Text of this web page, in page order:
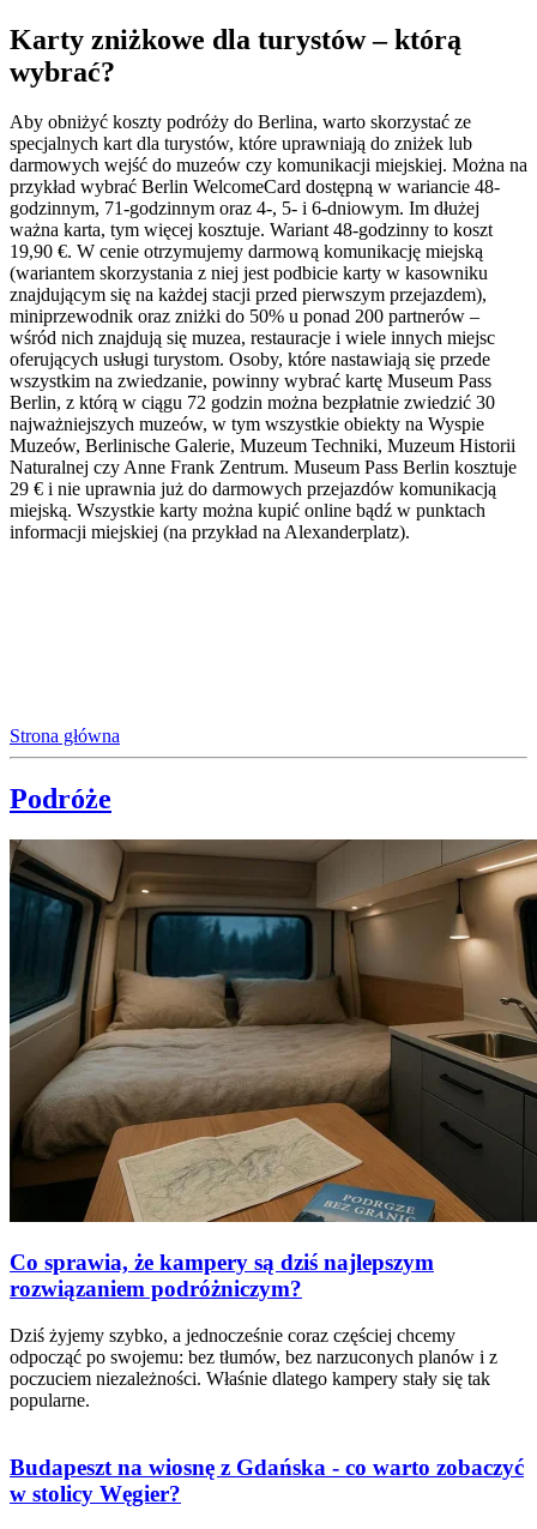
Karty zniżkowe dla turystów – którą
wybrać?
Aby obniżyć koszty podróży do Berlina, warto skorzystać ze
specjalnych kart dla turystów, które uprawniają do zniżek lub
darmowych wejść do muzeów czy komunikacji miejskiej. Można na
przykład wybrać Berlin WelcomeCard dostępną w wariancie 48-
godzinnym, 71-godzinnym oraz 4-, 5- i 6-dniowym. Im dłużej
ważna karta, tym więcej kosztuje. Wariant 48-godzinny to koszt
19,90 €. W cenie otrzymujemy darmową komunikację miejską
(wariantem skorzystania z niej jest podbicie karty w kasowniku
znajdującym się na każdej stacji przed pierwszym przejazdem),
miniprzewodnik oraz zniżki do 50% u ponad 200 partnerów –
wśród nich znajdują się muzea, restauracje i wiele innych miejsc
oferujących usługi turystom. Osoby, które nastawiają się przede
wszystkim na zwiedzanie, powinny wybrać kartę Museum Pass
Berlin, z którą w ciągu 72 godzin można bezpłatnie zwiedzić 30
najważniejszych muzeów, w tym wszystkie obiekty na Wyspie
Muzeów, Berlinische Galerie, Muzeum Techniki, Muzeum Historii
Naturalnej czy Anne Frank Zentrum. Museum Pass Berlin kosztuje
29 € i nie uprawnia już do darmowych przejazdów komunikacją
miejską. Wszystkie karty można kupić online bądź w punktach
informacji miejskiej (na przykład na Alexanderplatz).
Strona główna
Podróże
Co sprawia, że kampery są dziś najlepszym
rozwiązaniem podróżniczym?
Dziś żyjemy szybko, a jednocześnie coraz częściej chcemy
odpocząć po swojemu: bez tłumów, bez narzuconych planów i z
poczuciem niezależności. Właśnie dlatego kampery stały się tak
popularne.
Budapeszt na wiosnę z Gdańska - co warto zobaczyć
w stolicy Węgier?